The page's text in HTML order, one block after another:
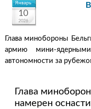
Январь
10
2026
Глава минобороны
армию мини-
автономности за
Глава
намерен